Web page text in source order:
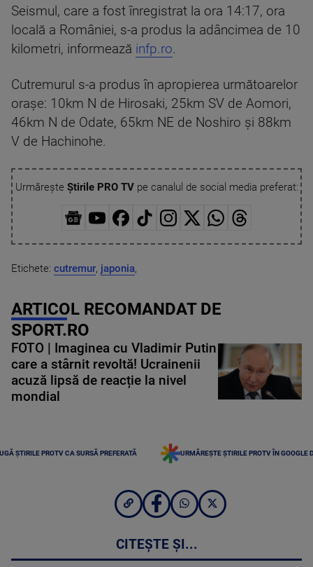
Seismul, care a fost înregistrat la ora 14:17, ora
locală a României, s-a produs la adâncimea de 10
kilometri, informează infp.ro.
Cutremurul s-a produs în apropierea următoarelor
oraşe: 10km N de Hirosaki, 25km SV de Aomori,
46km N de Odate, 65km NE de Noshiro și 88km
V de Hachinohe.
Urmărește Știrile PRO TVpe canalul de social media preferat:
Etichete: cutremur, japonia,
ARTICOL RECOMANDAT DE
SPORT.RO
FOTO | Imaginea cu Vladimir Putin
care a stârnit revoltă! Ucrainenii
acuză lipsă de reacție la nivel
mondial
ȘTIRILE PROTV CA SURSĂ PREFERATĂ URMĂREȘTE ȘTIRILE PROTV ÎN GOOGLE
CITEȘTE ȘI...